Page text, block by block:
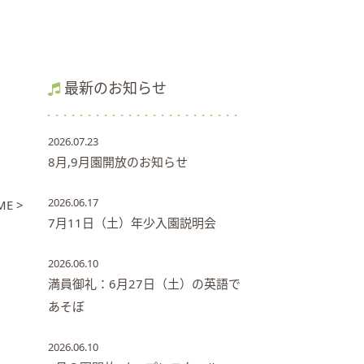
>
最新のお知らせ
2026.07.23
8月,9月園開放のお知らせ
2026.06.17
7月11日（土）年少入園説明会
2026.06.10
満員御礼：6月27日（土）の英語で
あそぼ
2026.06.10